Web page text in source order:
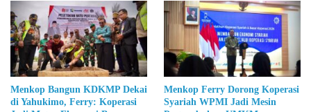
Menkop Bangun KDKMP Dekai
di Yahukimo, Ferry: Koperasi
Menkop Ferry Dorong Koperasi
Syariah WPMI Jadi Mesin